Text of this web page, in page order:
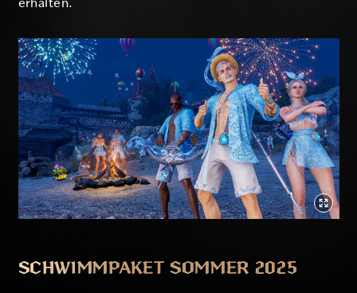
erhalten.
SCHWIMMPAKET SOMMER 2025